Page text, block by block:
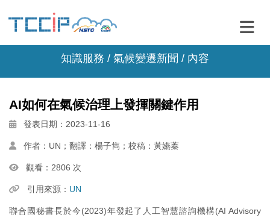
知識服務 / 氣候變遷新聞 / 內容
AI如何在氣候治理上發揮關鍵作用
發表日期：2023-11-16
作者：UN；翻譯：楊子雋；校稿：黃嬿蓁
觀看：2806 次
引用來源： UN
聯合國秘書長於今(2023)年發起了人工智慧諮詢機構(AI Advisory